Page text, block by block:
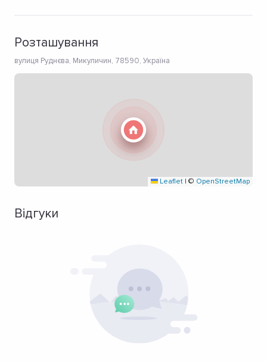
Розташування
вулиця Руднєва, Микуличин, 78590, Україна
Leaflet | © OpenStreetMap
Відгуки